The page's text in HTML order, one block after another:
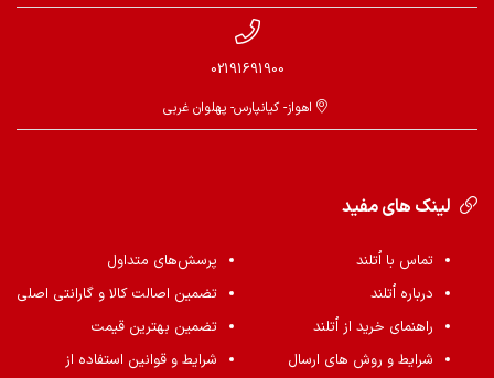
02191691900
اهواز- کیانپارس- پهلوان غربی
لینک های مفید
تماس با اُتلند
درباره اُتلند
راهنمای خرید از اُتلند
شرایط و روش های ارسال
پرسش‌های متداول
تضمین اصالت کالا و گارانتی اصلی
تضمین بهترین قیمت
شرایط و قوانین استفاده از